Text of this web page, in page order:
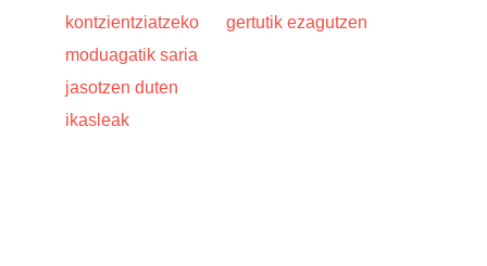
kontzientziatzeko
moduagatik saria
jasotzen duten
ikasleak
gertutik ezagutzen